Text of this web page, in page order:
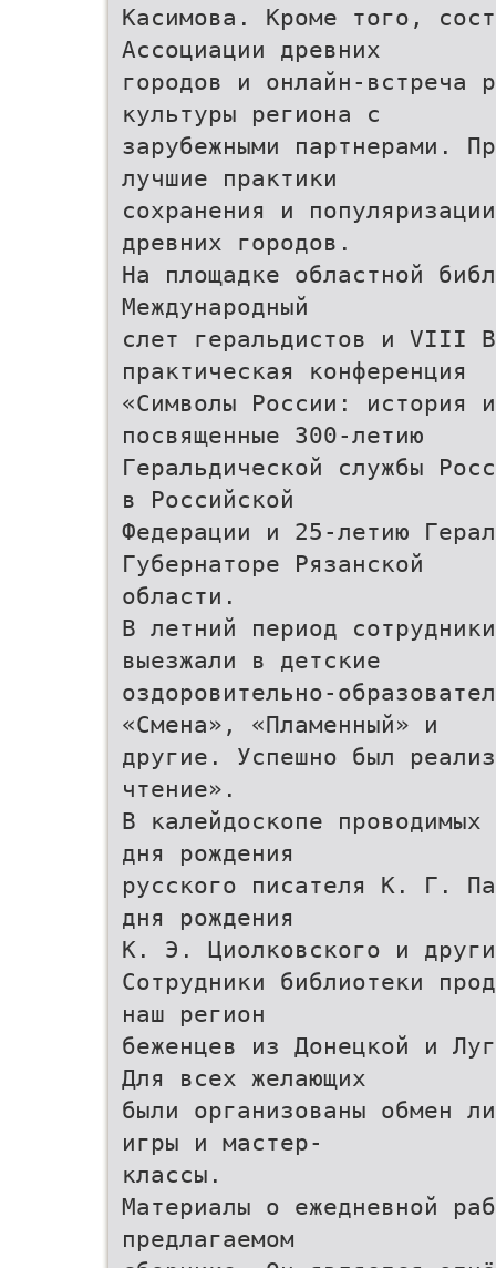
Касимова. Кроме того,
Ассоциации древних
городов и онлайн-встреча
культуры региона с
зарубежными партнерами.
лучшие практики
сохранения и
древних городов.
На площадке областной
Международный
слет геральдистов и VIII
практическая конференция
«Символы России: история
посвященные 300-летию
Геральдической службы
в Российской
Федерации и 25-летию
Губернаторе Рязанской
области.
В летний период
выезжали в детские
оздоровительно-
«Смена», «Пламенный» и
другие. Успешно был
чтение».
В калейдоскопе
дня рождения
русского писателя К. Г.
дня рождения
К. Э. Циолковского и
Сотрудники библиотеки
наш регион
беженцев из Донецкой и
Для всех желающих
были организованы обмен
игры и мастер-
классы.
Материалы о ежедневной
предлагаемом